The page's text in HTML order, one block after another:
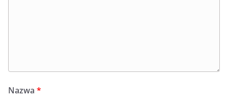
Nazwa *